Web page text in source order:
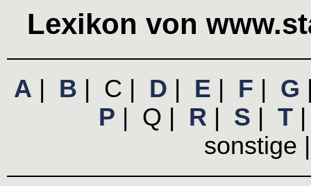
Lexikon von
A B | C | D E F G
P | Q | R S T
sonstige